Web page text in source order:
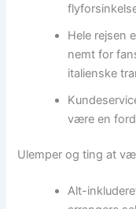
Hele rejsen
nemt for
italienske
være en
Ulemper og ting at
Alt-